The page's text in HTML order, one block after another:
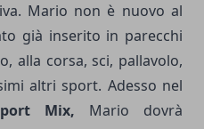
Mario non è nuovo al
già inserito in parecchi
alla corsa, sci, pallavolo,
altri sport. Adesso nel
Mix, Mario dovrà